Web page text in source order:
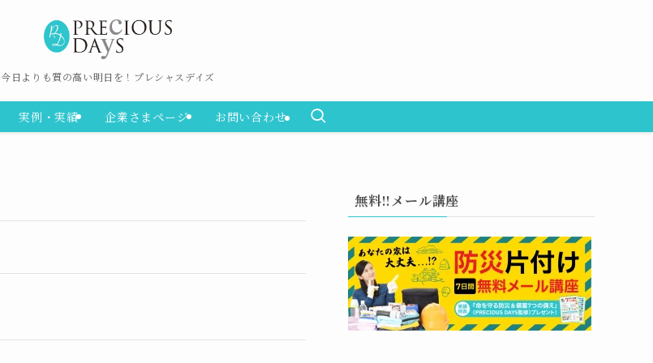
今日よりも質の高い明日を！プレシャスデイズ
実例・実績 企業さまページ お問い合わせ
無料!!メール講座